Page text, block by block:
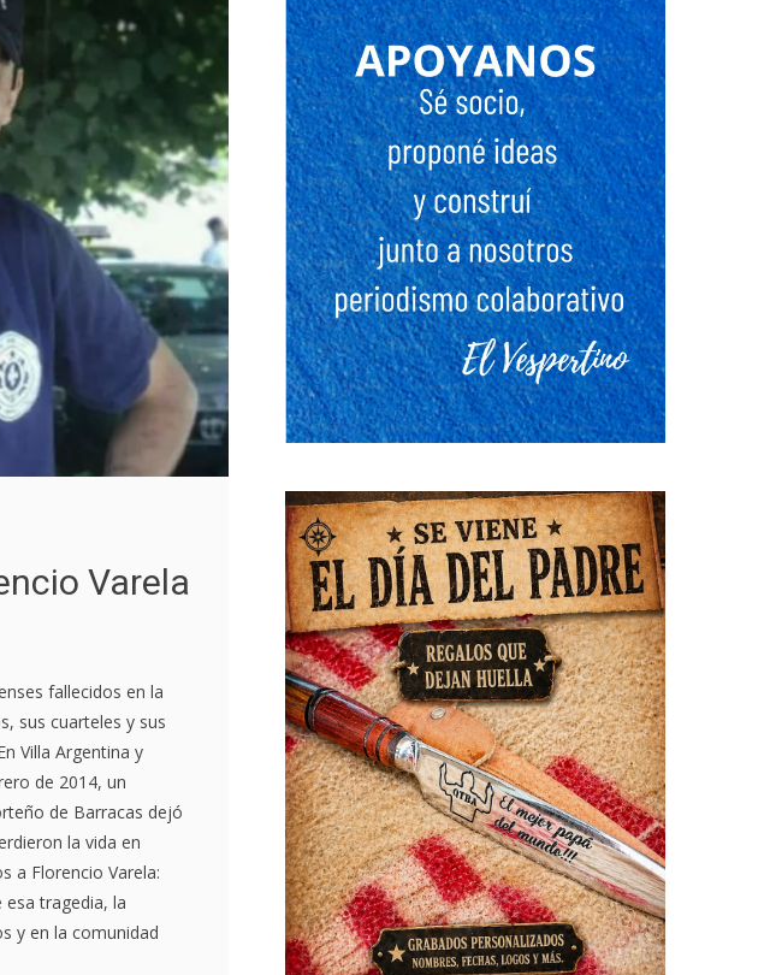
Varela
fallecidos en la
sus cuarteles y sus
Villa Argentina y
de 2014, un
de Barracas dejó
la vida en
a Florencio Varela:
esa tragedia, la
y en la comunidad